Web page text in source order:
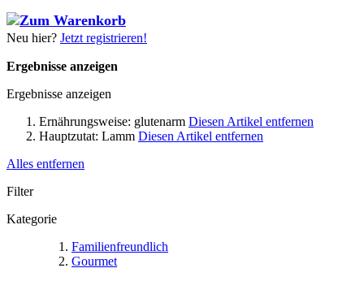
Neu hier? Jetzt registrieren!
Ergebnisse anzeigen
Ergebnisse anzeigen
Ernährungsweise: glutenarm Diesen Artikel entfernen
Hauptzutat: Lamm Diesen Artikel entfernen
Alles entfernen
Filter
Kategorie
Familienfreundlich
Gourmet